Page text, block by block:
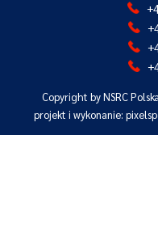
Copyright by NSRC
projekt i wykonanie: